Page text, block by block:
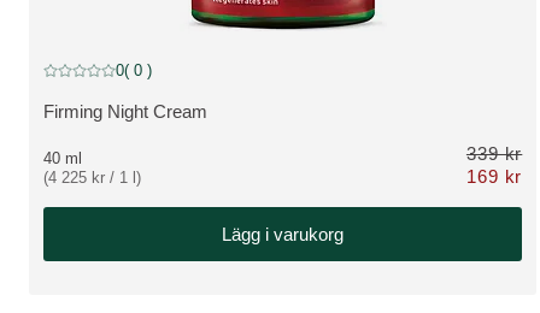
Rabatt
VISA PRODUKT:
Firming Night Cream
Nuvarande betyg: 0 av 5 stjärnor Betygsatt av 0 kunder
0( 0 )
40 ml
(4 225 kr / 1 l)
339 kr
169 kr
Lägg i varukorg